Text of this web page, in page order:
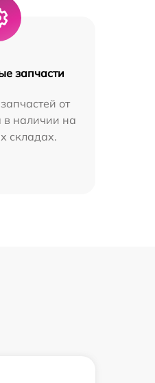
запчасти
от
в наличии на
складах.